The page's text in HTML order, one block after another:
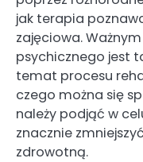
jak terapia
zajęciowa.
psychicznego jest
temat procesu
czego można się
należy podjąć w
znacznie
zdrowotną.